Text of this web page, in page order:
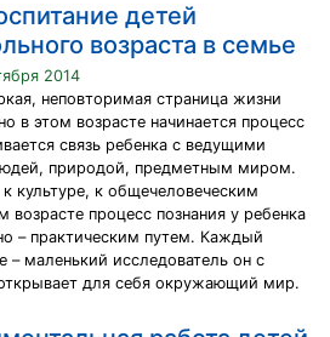
детей
возраста в семье
2014
неповторимая страница жизни
в этом возрасте начинается процесс
связь ребенка с ведущими
природой, предметным миром.
культуре, к общечеловеческим
процесс познания у ребенка
– практическим путем. Каждый
– маленький исследователь он с
для себя окружающий мир.